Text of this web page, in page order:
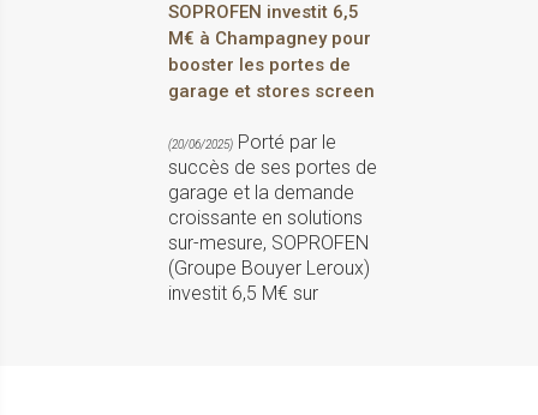
SOPROFEN investit 6,5
M€ à Champagney pour
booster les portes de
garage et stores screen
(20/06/2025) Porté par le
succès de ses portes de
garage et la demande
croissante en solutions
sur-mesure, SOPROFEN
(Groupe Bouyer Leroux)
investit 6,5 M€ sur